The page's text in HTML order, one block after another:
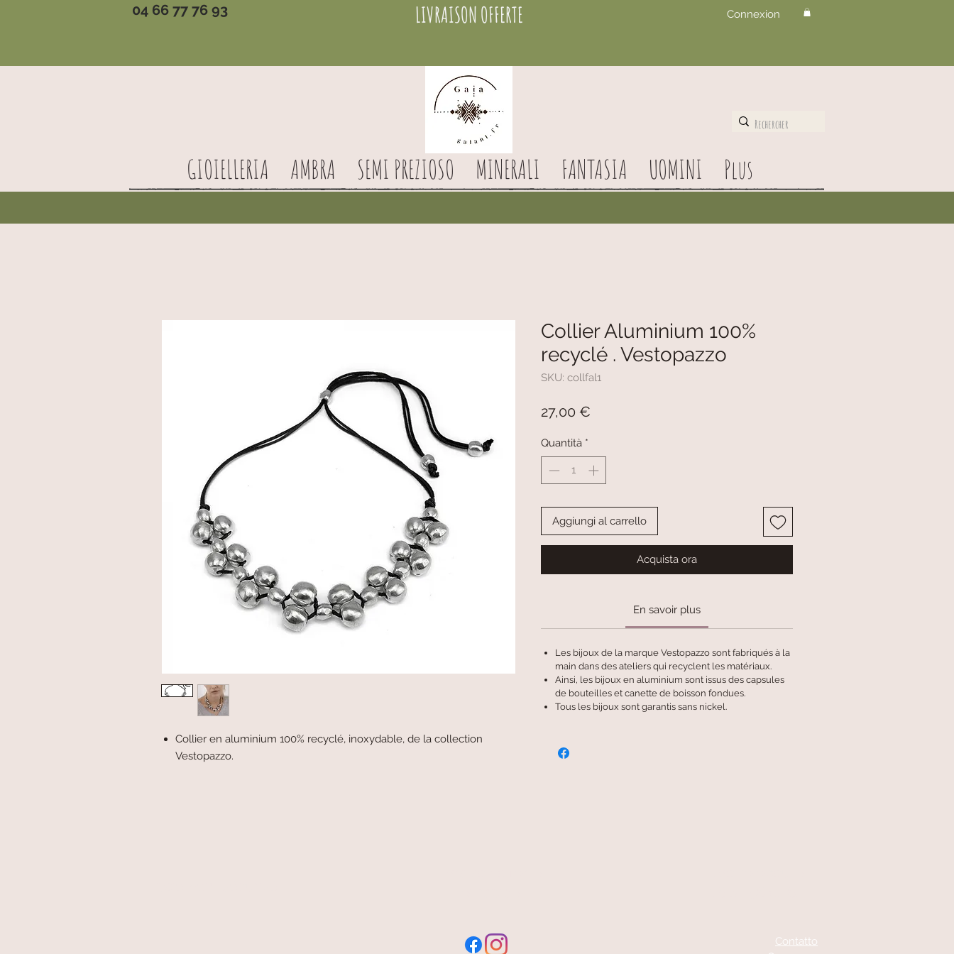
04 66 77 76 93 LIVRAISON OFFERTE Connexion
GIOIELLERIA AMBRA SEMI PREZIOSO MINERALI FANTASIA UOMINI Plus
Collier en aluminium 100% recyclé, inoxydable, de la collection
Vestopazzo.
Collier Aluminium 100%
recyclé . Vestopazzo
SKU: collfal1
27,00 €
Quantità *
Aggiungi al carrello
Acquista ora
En savoir plus
Les bijoux de la marque Vestopazzo sont fabriqués à la
main dans des ateliers qui recyclent les matériaux.
Ainsi, les bijoux en aluminium sont issus des capsules
de bouteilles et canette de boisson fondues.
Tous les bijoux sont garantis sans nickel.
Contatto